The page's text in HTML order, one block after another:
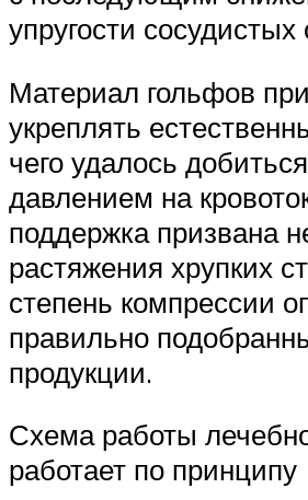
упругости сосудистых
Материал гольфов
укреплять
чего удалось
давлением на
поддержка призвана
растяжения хрупких
степень компрессии
правильно
продукции.
Схема работы
работает по принципу